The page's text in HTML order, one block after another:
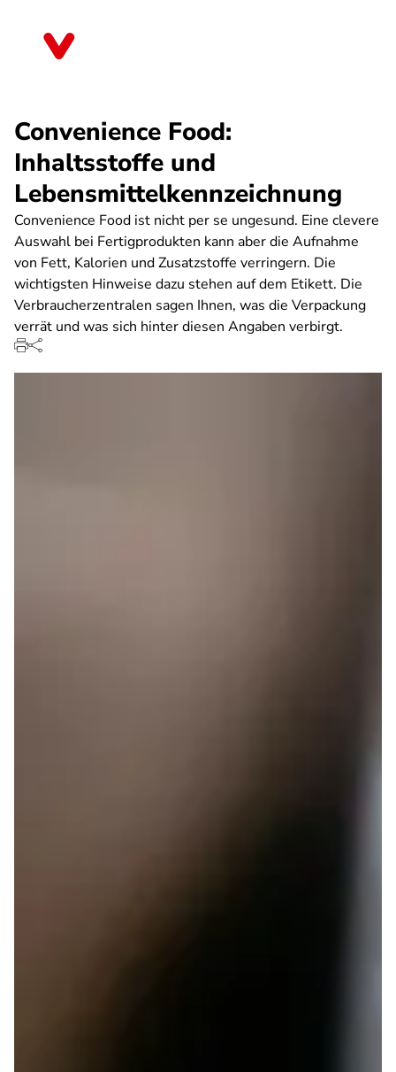
Convenience Food:
Inhaltsstoffe und
Lebensmittelkennzeichnung
Convenience Food ist nicht per se ungesund. Eine clevere
Auswahl bei Fertigprodukten kann aber die Aufnahme
von Fett, Kalorien und Zusatzstoffe verringern. Die
wichtigsten Hinweise dazu stehen auf dem Etikett. Die
Verbraucherzentralen sagen Ihnen, was die Verpackung
verrät und was sich hinter diesen Angaben verbirgt.